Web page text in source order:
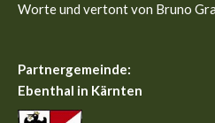
Worte und vertont von Bruno
Partnergemeinde:
Ebenthal in Kärnten